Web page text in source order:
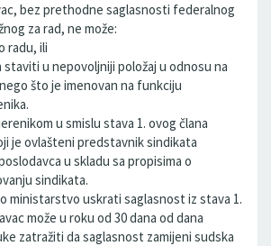
bez prethodne saglasnosti federalnog
za rad, ne može:
radu, ili
staviti u nepovoljniji položaj u odnosu na
što je imenovan na funkciju
u smislu stava 1. ovog člana
je ovlašteni predstavnik sindikata
u skladu sa propisima o
sindikata.
ministarstvo uskrati saglasnost iz stava 1.
može u roku od 30 dana od dana
zatražiti da saglasnost zamijeni sudska